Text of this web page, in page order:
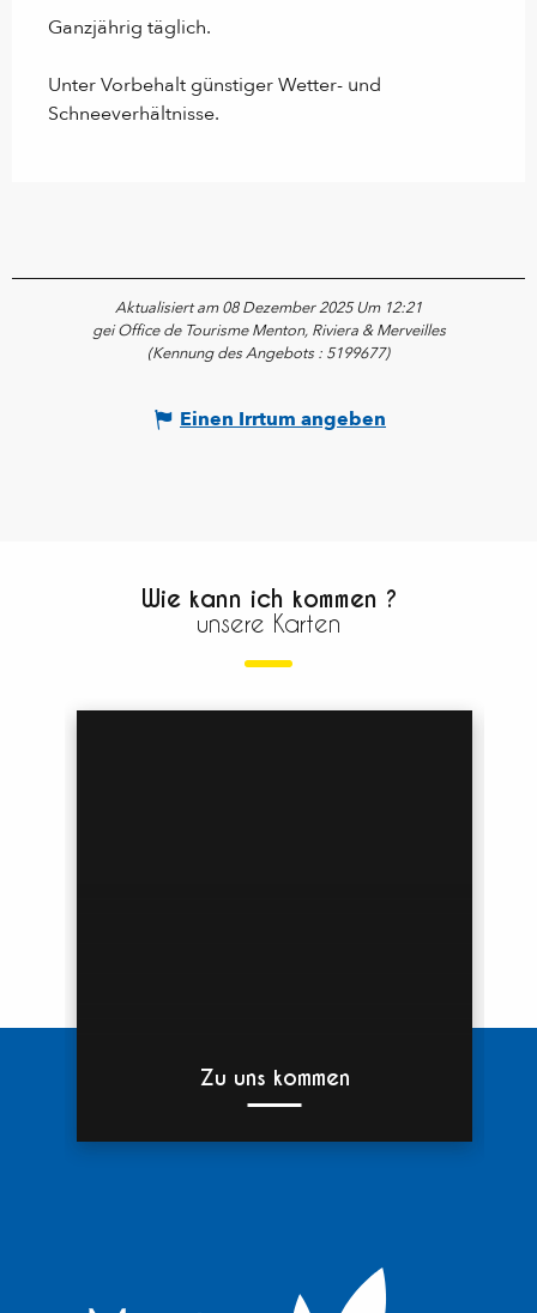
Ganzjährig täglich.
Unter Vorbehalt günstiger Wetter- und
Schneeverhältnisse.
Aktualisiert am 08 Dezember 2025 Um 12:21
gei Office de Tourisme Menton, Riviera & Merveilles
(Kennung des Angebots : 5199677)
Einen Irrtum angeben
Wie kann ich kommen ?
unsere Karten
Zu uns kommen